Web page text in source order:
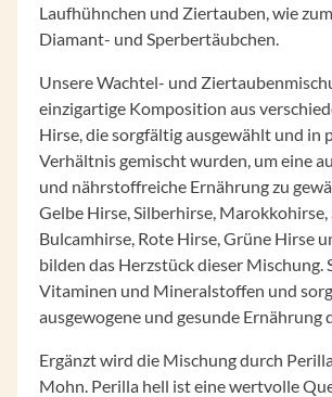
Laufhühnchen und Ziertauben, wie
Diamant- und Sperbertäubchen.
Unsere Wachtel- und
einzigartige Komposition aus
Hirse, die sorgfältig ausgewählt und in
Verhältnis gemischt wurden, um eine
und nährstoffreiche Ernährung zu
Gelbe Hirse, Silberhirse, Marokkohirse,
Bulcamhirse, Rote Hirse, Grüne Hirse
bilden das Herzstück dieser Mischung.
Vitaminen und Mineralstoffen und
ausgewogene und gesunde Ernährung
Ergänzt wird die Mischung durch
Mohn. Perilla hell ist eine wertvolle